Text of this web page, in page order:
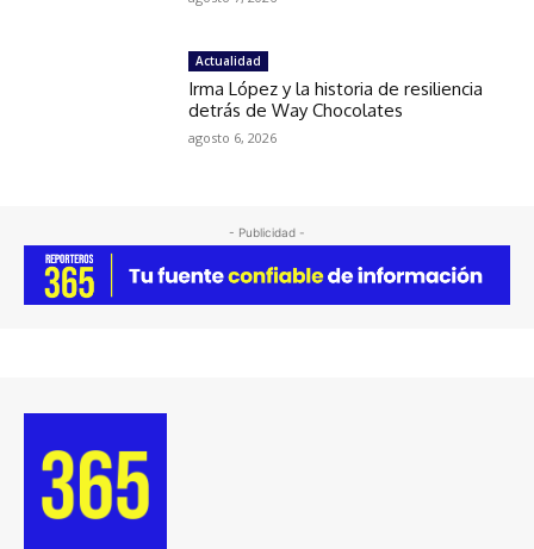
Actualidad
Irma López y la historia de resiliencia
detrás de Way Chocolates
agosto 6, 2026
- Publicidad -